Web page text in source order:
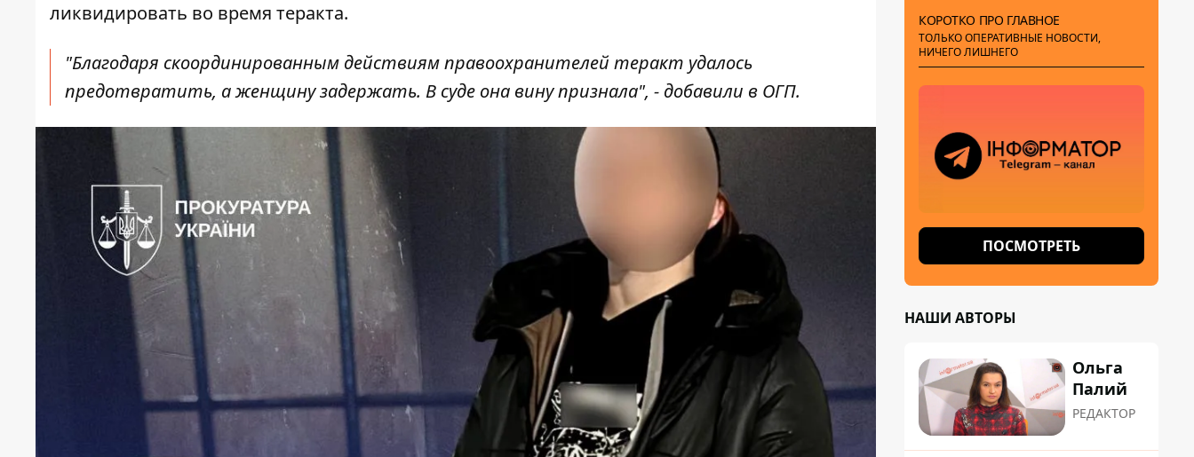
ликвидировать во время теракта.
"Благодаря скоординированным действиям правоохранителей теракт удалось
предотвратить, а женщину задержать. В суде она вину признала", - добавили в ОГП.
КОРОТКО ПРО ГЛАВНОЕ
ТОЛЬКО ОПЕРАТИВНЫЕ НОВОСТИ,
НИЧЕГО ЛИШНЕГО
ПОСМОТРЕТЬ
НАШИ АВТОРЫ
Ольга
Палий
РЕДАКТОР